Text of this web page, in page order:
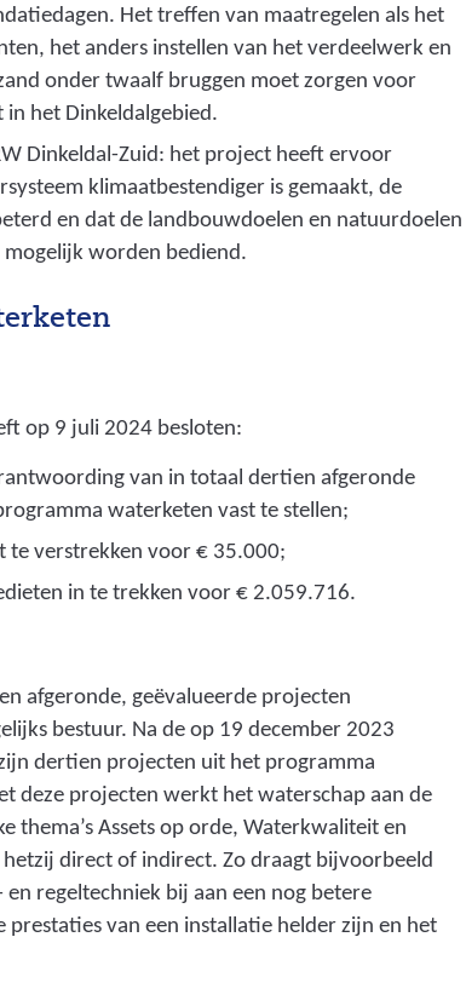
e
r
i
b
e
r
b
Het treffen van maatregelen als het
het anders instellen van het verdeelwerk en
onder twaalf bruggen moet zorgen voor
het Dinkeldalgebied.
Dinkeldal-Zuid: het project heeft ervoor
klimaatbestendiger is gemaakt, de
en dat de landbouwdoelen en natuurdoelen
mogelijk worden bediend.
op 9 juli 2024 besloten:
van in totaal dertien afgeronde
waterketen vast te stellen;
te verstrekken voor € 35.000;
in te trekken voor € 2.059.716.
afgeronde, geëvalueerde projecten
bestuur. Na de op 19 december 2023
dertien projecten uit het programma
deze projecten werkt het waterschap aan de
thema’s Assets op orde, Waterkwaliteit en
direct of indirect. Zo draagt bijvoorbeeld
regeltechniek bij aan een nog betere
van een installatie helder zijn en het